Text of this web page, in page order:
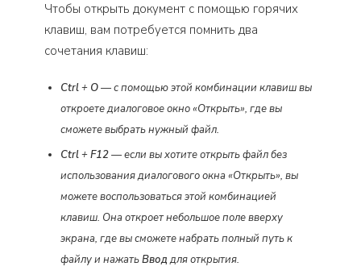
Чтобы открыть документ с помощью горячих
клавиш, вам потребуется помнить два
сочетания клавиш:
Ctrl+ O— с помощью этой комбинации клавиш вы
откроете диалоговое окно «Открыть», где вы
сможете выбрать нужный файл.
Ctrl+F12— если вы хотите открыть файл без
использования диалогового окна «Открыть», вы
можете воспользоваться этой комбинацией
клавиш. Она откроет небольшое поле вверху
экрана, где вы сможете набрать полный путь к
файлу и нажатьВводдля открытия.